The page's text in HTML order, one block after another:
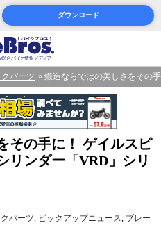
ダウンロード
パーツ 鍛造ならではの美しさをその
その手に！ ゲイルスピ
リンダー「VRD」シリ
パーツ, ピックアップニュース, ブレー